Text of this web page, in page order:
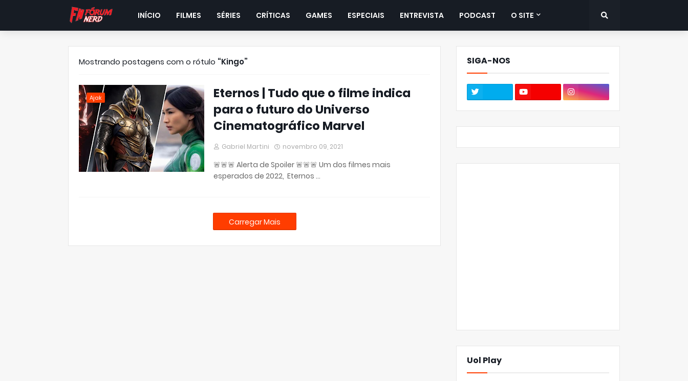
INÍCIO FILMES SÉRIES CRÍTICAS GAMES ESPECIAIS ENTREVISTA PODCAST O SITE
Mostrando postagens com o rótulo Kingo
Ajak
Eternos | Tudo que o filme indica
para o futuro do Universo
Cinematográfico Marvel
Gabriel Martini novembro 09, 2021
🚨🚨🚨 Alerta de Spoiler 🚨🚨🚨 Um dos filmes mais
esperados de 2022, Eternos …
Carregar Mais
SIGA-NOS
Uol Play